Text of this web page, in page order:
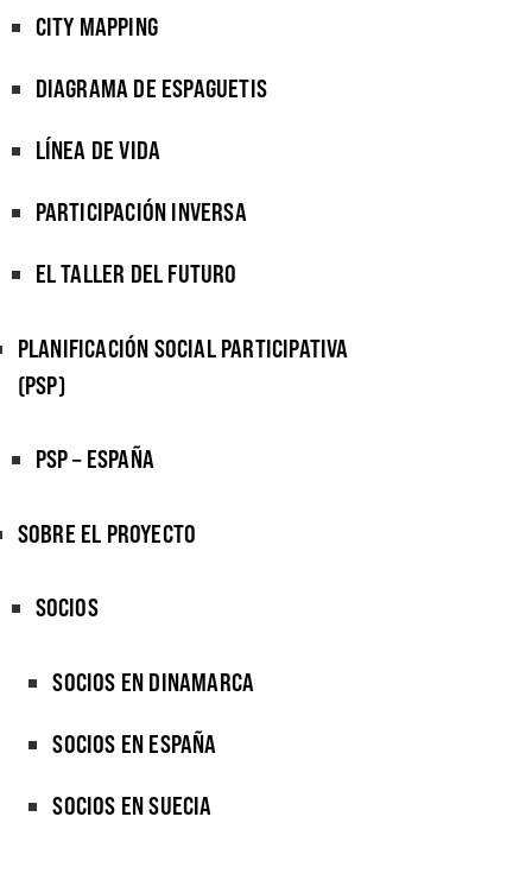
CITY MAPPING
DIAGRAMA DE ESPAGUETIS
LÍNEA DE VIDA
PARTICIPACIÓN INVERSA
EL TALLER DEL FUTURO
PLANIFICACIÓN SOCIAL PARTICIPATIVA
(PSP)
PSP – ESPAÑA
SOBRE EL PROYECTO
SOCIOS
SOCIOS EN DINAMARCA
SOCIOS EN ESPAÑA
SOCIOS EN SUECIA